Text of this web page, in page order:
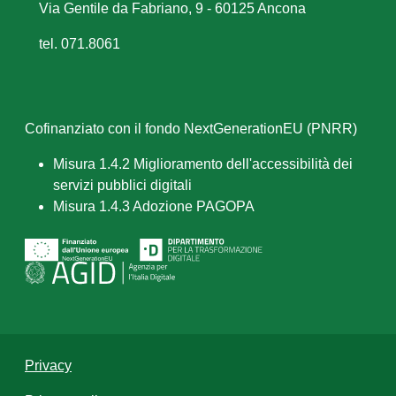
Via Gentile da Fabriano, 9 - 60125 Ancona
tel. 071.8061
Cofinanziato con il fondo NextGenerationEU (PNRR)
Misura 1.4.2 Miglioramento dell'accessibilità dei
servizi pubblici digitali
Misura 1.4.3 Adozione PAGOPA
Privacy